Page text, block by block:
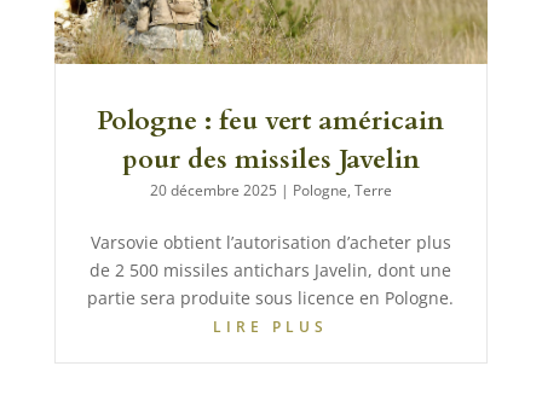
Pologne : feu vert américain
pour des missiles Javelin
20 décembre 2025 | Pologne, Terre
Varsovie obtient l’autorisation d’acheter plus
de 2 500 missiles antichars Javelin, dont une
partie sera produite sous licence en Pologne.
LIRE PLUS